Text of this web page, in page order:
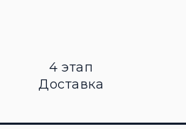
4 этап
Доставка